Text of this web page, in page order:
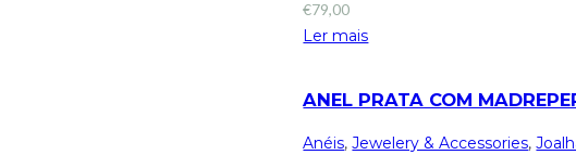
€79,00
Ler mais
ANEL PRATA COM
Anéis,Jewelery & Accessories,